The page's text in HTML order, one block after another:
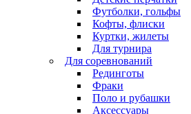
Футболки, гольфы
Кофты, флиски
Куртки, жилеты
Для турнира
Для соревнований
Рединготы
Фраки
Поло и рубашки
Аксессуары